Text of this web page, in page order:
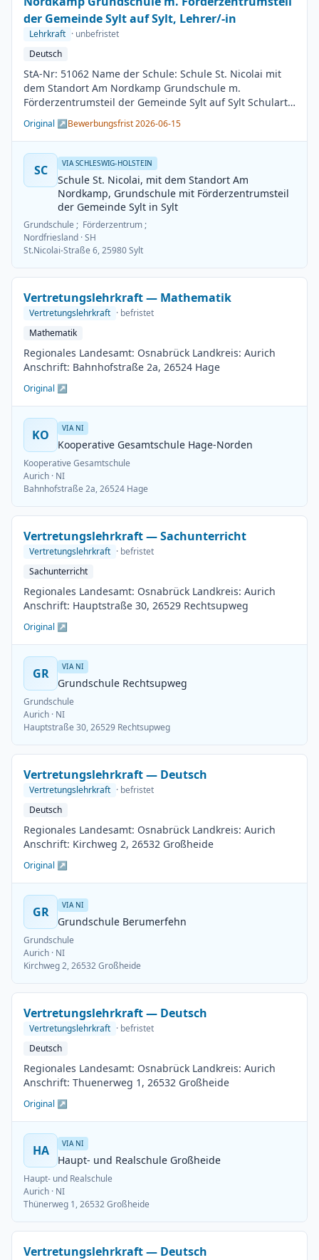
der Gemeinde Sylt auf Sylt, Lehrer/-in
Lehrkraft · unbefristet
Deutsch
StA-Nr: 51062 Name der Schule: Schule St. Nicolai mit
dem Standort Am Nordkamp Grundschule m.
Förderzentrumsteil der Gemeinde Sylt auf Sylt Schulart:
Grundschule Kreis / Kreisfreie Stadt: Nordfriesland
BesGr / EntGr: Besoldungsgruppe A13 1. Fach: Deutsch
2. Fach: beliebig Beschäftigungsdauer: Unbefristet
Arbeitsumfang: Teilzeit möglich Besetzungstermin:
01.08.2026 Bewerbungsschluss: 15.06.2026
Veröffentlichung: 01.06.2026
Original ↗Bewerbungsfrist 2026-06-15
SC VIA SCHLESWIG-HOLSTEIN
Schule St. Nicolai, mit dem Standort Am
Nordkamp, Grundschule mit Förderzentrumsteil
der Gemeinde Sylt in Sylt
Grundschule ; Förderzentrum ;
Nordfriesland · SH
St.Nicolai-Straße 6, 25980 Sylt
Vertretungslehrkraft — Mathematik
Vertretungslehrkraft · befristet
Mathematik
Regionales Landesamt: Osnabrück Landkreis: Aurich
Anschrift: Bahnhofstraße 2a, 26524 Hage
Original ↗
KO VIA NI
Kooperative Gesamtschule Hage-Norden
Kooperative Gesamtschule
Aurich · NI
Bahnhofstraße 2a, 26524 Hage
Vertretungslehrkraft — Sachunterricht
Vertretungslehrkraft · befristet
Sachunterricht
Regionales Landesamt: Osnabrück Landkreis: Aurich
Anschrift: Hauptstraße 30, 26529 Rechtsupweg
Original ↗
GR VIA NI
Grundschule Rechtsupweg
Grundschule
Aurich · NI
Hauptstraße 30, 26529 Rechtsupweg
Vertretungslehrkraft — Deutsch
Vertretungslehrkraft · befristet
Deutsch
Regionales Landesamt: Osnabrück Landkreis: Aurich
Anschrift: Kirchweg 2, 26532 Großheide
Original ↗
GR VIA NI
Grundschule Berumerfehn
Grundschule
Aurich · NI
Kirchweg 2, 26532 Großheide
Vertretungslehrkraft — Deutsch
Vertretungslehrkraft · befristet
Deutsch
Regionales Landesamt: Osnabrück Landkreis: Aurich
Anschrift: Thuenerweg 1, 26532 Großheide
Original ↗
HA VIA NI
Haupt- und Realschule Großheide
Haupt- und Realschule
Aurich · NI
Thünerweg 1, 26532 Großheide
Vertretungslehrkraft — Deutsch